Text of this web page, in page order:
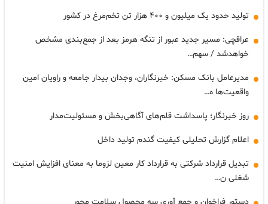
تولید حدود یک میلیون و ۴۰۰ هزار تن تخم‌مرغ در کشور
عراقچی: مسیر جدید عبور از تنگه هرمز بعد از جمع‌بندی مشخص
خواهدشد / سهم…
مدیرعامل بانک مسکن: خبرنگاران، وجدان بیدار جامعه و راویان امین
واقعیت‌ها ه…
روز خبرنگار؛ پاسداشت قلم‌های آگاهی‌بخش و مسئولیت‌مدار
اعلام گزارش تحلیلی کیفیت گندم تولید داخل
تبدیل قرارداد شرکتی به قرارداد کار معین لزوما به معنای افزایش امنیت
شغلی ن…